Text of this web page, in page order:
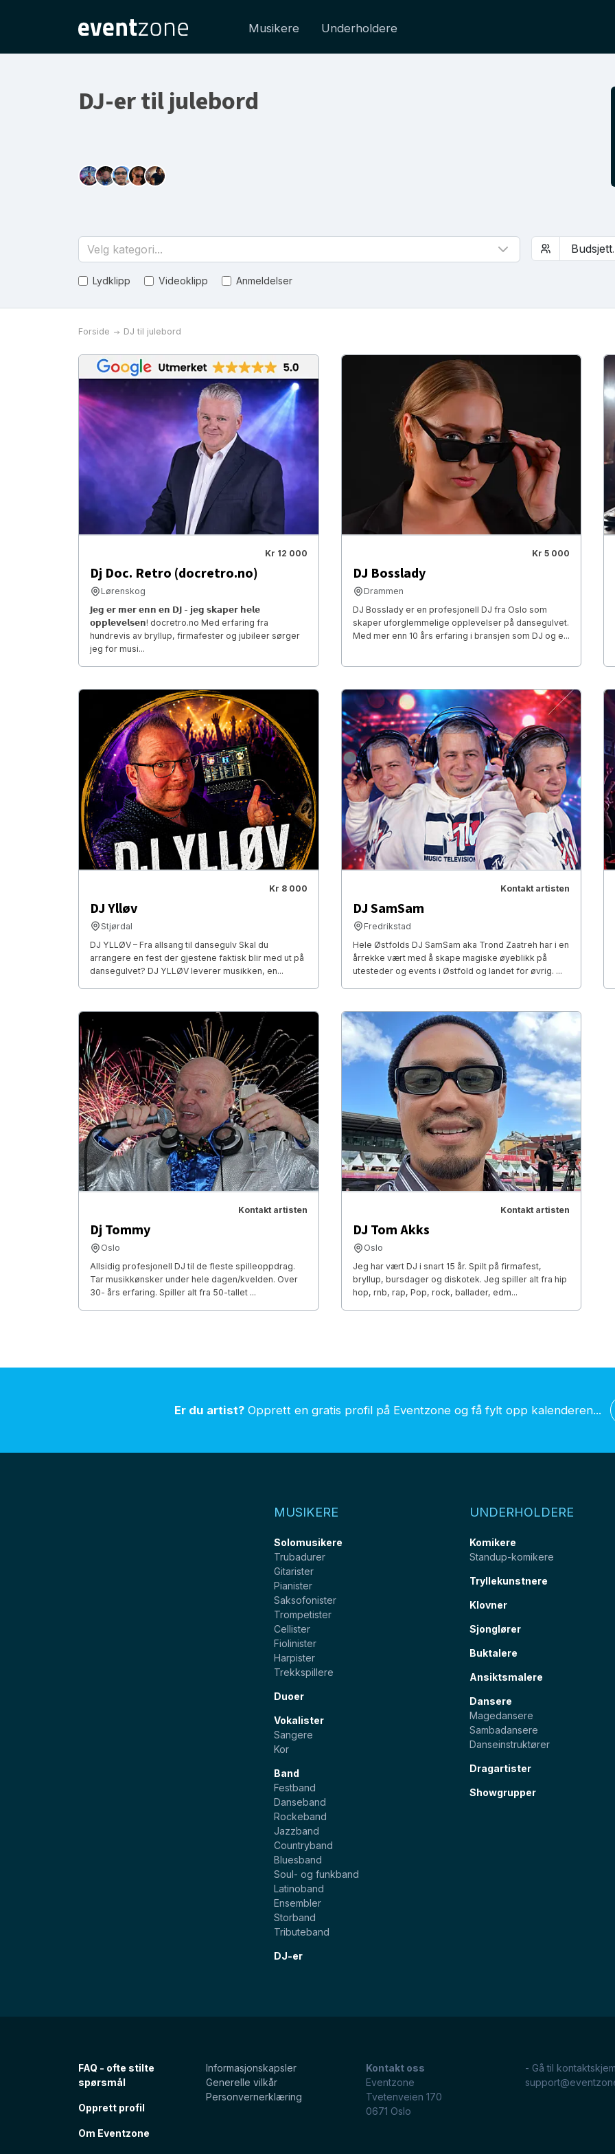
Musikere Underholdere
DJ-er til julebord
Velg kategori...
Lydklipp Videoklipp Anmeldelser
Forside DJ til julebord
Kr 12 000
Dj Doc. Retro (docretro.no)
Lørenskog
𝗝𝗲𝗴 𝗲𝗿 𝗺𝗲𝗿 𝗲𝗻𝗻 𝗲𝗻 𝗗𝗝 - 𝗷𝗲𝗴 𝘀𝗸𝗮𝗽𝗲𝗿 𝗵𝗲𝗹𝗲
𝗼𝗽𝗽𝗹𝗲𝘃𝗲𝗹𝘀𝗲𝗻! docretro.no Med erfaring fra
hundrevis av bryllup, firmafester og jubileer sørger
jeg for musi...
Kr 5 000
DJ Bosslady
Drammen
DJ Bosslady er en profesjonell DJ fra Oslo som
skaper uforglemmelige opplevelser på dansegulvet.
Med mer enn 10 års erfaring i bransjen som DJ og e...
Kr 8 000
DJ Ylløv
Stjørdal
DJ YLLØV – Fra allsang til dansegulv Skal du
arrangere en fest der gjestene faktisk blir med ut på
dansegulvet? DJ YLLØV leverer musikken, en...
Kontakt artisten
DJ SamSam
Fredrikstad
Hele Østfolds DJ SamSam aka Trond Zaatreh har i en
årrekke vært med å skape magiske øyeblikk på
utesteder og events i Østfold og landet for øvrig. ...
Kontakt artisten
Dj Tommy
Oslo
Allsidig profesjonell DJ til de fleste spilleoppdrag.
Tar musikkønsker under hele dagen/kvelden. Over
30- års erfaring. Spiller alt fra 50-tallet ...
Kontakt artisten
DJ Tom Akks
Oslo
Jeg har vært DJ i snart 15 år. Spilt på firmafest,
bryllup, bursdager og diskotek. Jeg spiller alt fra hip
hop, rnb, rap, Pop, rock, ballader, edm...
Er du artist? Opprett en gratis profil på Eventzone og få fylt opp kalenderen...
MUSIKERE
Solomusikere
Trubadurer
Gitarister
Pianister
Saksofonister
Trompetister
Cellister
Fiolinister
Harpister
Trekkspillere
Duoer
Vokalister
Sangere
Kor
Band
Festband
Danseband
Rockeband
Jazzband
Countryband
Bluesband
Soul- og funkband
Latinoband
Ensembler
Storband
Tributeband
DJ-er
UNDERHOLDERE
Komikere
Standup-komikere
Tryllekunstnere
Klovner
Sjonglører
Buktalere
Ansiktsmalere
Dansere
Magedansere
Sambadansere
Danseinstruktører
Dragartister
Showgrupper
FAQ - ofte stilte
spørsmål
Opprett profil
Om Eventzone
Informasjonskapsler
Generelle vilkår
Personvernerklæring
Kontakt oss
Eventzone
Tvetenveien 170
0671 Oslo
- Gå til